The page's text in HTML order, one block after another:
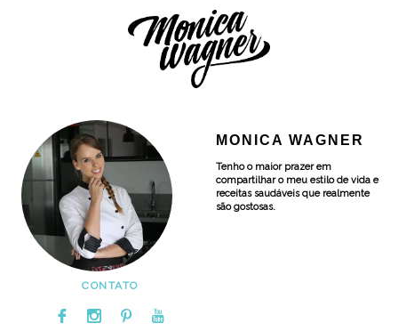
MONICA WAGNER
Tenho o maior prazer em
compartilhar o meu estilo de vida e
receitas saudáveis que realmente
são gostosas.
CONTATO